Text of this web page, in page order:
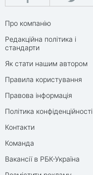
Про компанію
Редакційна політика і
стандарти
Як стати нашим автором
Правила користування
Правова інформація
Політика конфіденційності
Контакти
Команда
Вакансії в РБК-Україна